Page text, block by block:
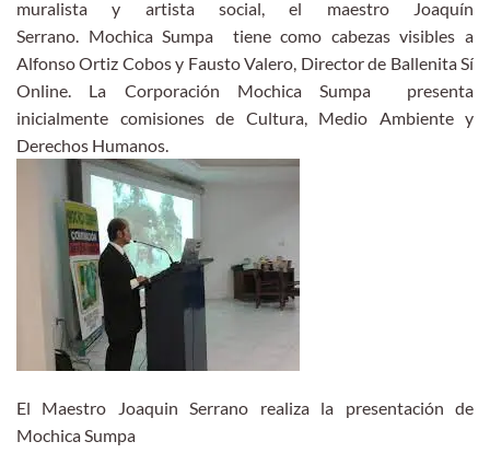
muralista y artista social, el maestro Joaquín
Serrano. Mochica Sumpa tiene como cabezas visibles a
Alfonso Ortiz Cobos y Fausto Valero, Director de Ballenita Sí
Online. La Corporación Mochica Sumpa presenta
inicialmente comisiones de Cultura, Medio Ambiente y
Derechos Humanos.
El Maestro Joaquin Serrano realiza la presentación de
Mochica Sumpa